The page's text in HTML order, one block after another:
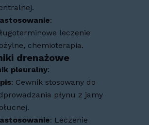
:
leczenie
chemioterapia.
drenażowe
pleuralny:
: Cewnik stosowany do
płynu z jamy
: Leczenie